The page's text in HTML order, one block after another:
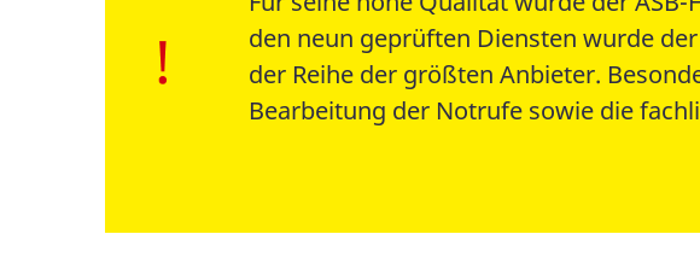
den neun geprüften Diensten wurde
der Reihe der größten Anbieter.
Bearbeitung der Notrufe sowie die